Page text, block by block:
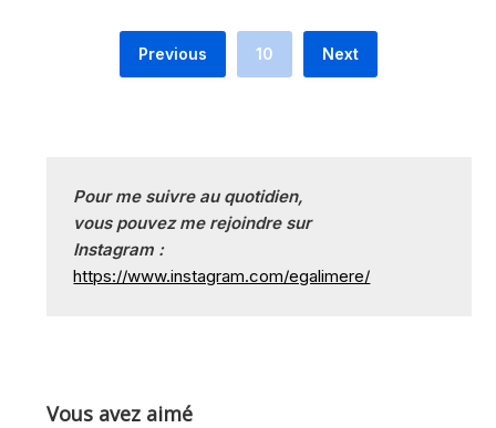
Previous 10 Next
Pour me suivre au quotidien,
vous pouvez me rejoindre sur
Instagram :
https://www.instagram.com/egalimere/
Vous avez aimé